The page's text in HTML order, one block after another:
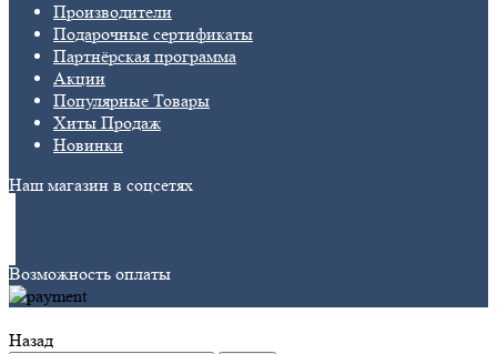
Производители
Подарочные сертификаты
Партнёрская программа
Акции
Популярные Товары
Хиты Продаж
Новинки
Наш магазин в соцсетях
Возможность оплаты
Назад